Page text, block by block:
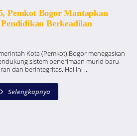
Pemkot Bogor Mantapkan
Berkeadilan
Kota (Pemkot) Bogor menegaskan
sistem penerimaan murid baru
dan berintegritas. Hal ini ...
Selengkapnya